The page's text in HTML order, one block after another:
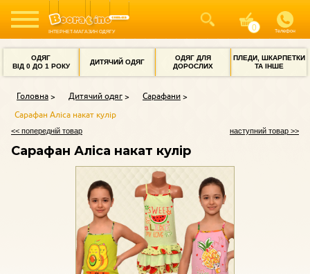
ІНТЕРНЕТ-МАГАЗИН ОДЯГУ Телефон
ОДЯГ
ВІД 0 ДО 1 РОКУ
ДИТЯЧИЙ ОДЯГ
ОДЯГ ДЛЯ
ДОРОСЛИХ
ПЛЕДИ, ШКАРПЕТКИ
ТА ІНШЕ
Головна Дитячий одяг
Сарафани
Сарафан Аліса накат кулір
<< попередній товар наступний товар >>
Сарафан Аліса накат кулір